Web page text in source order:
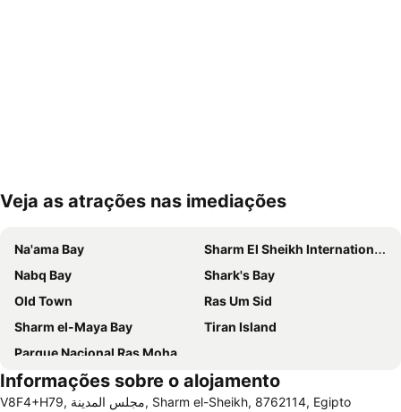
Ampliar mapa
Veja as atrações nas imediações
Na'ama Bay
Sharm El Sheikh International Airport
Nabq Bay
Shark's Bay
Old Town
Ras Um Sid
Sharm el-Maya Bay
Tiran Island
Parque Nacional Ras Mohamed
Informações sobre o alojamento
V8F4+H79, مجلس المدينة, Sharm el-Sheikh, 8762114, Egipto